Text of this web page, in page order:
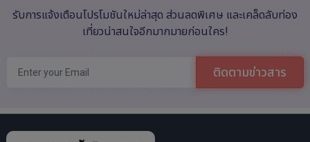
รับการแจ้งเตือนโปรโมชันใหม่ล่าสุด ส่วนลดพิเศษ และเคล็ดลับท่อง
เที่ยวน่าสนใจอีกมากมายก่อนใคร!
ติดตามข่าวสาร